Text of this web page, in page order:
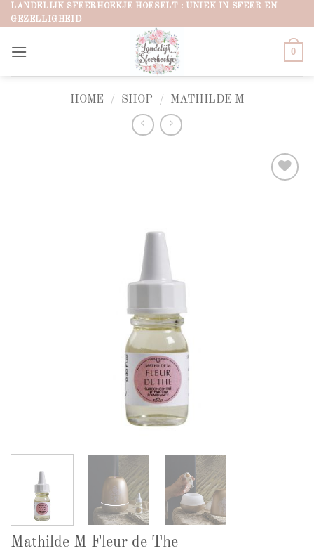
Ga
naar
LANDELIJK SFEERHOEKJE HOESELT : UNIEK IN SFEER EN
GEZELLIGHEID
0
HOME / SHOP / MATHILDE M
Mathilde M Fleur de The